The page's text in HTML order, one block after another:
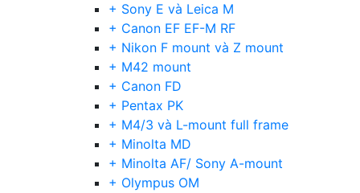
+ Sony E và Leica M
+ Canon EF EF-M RF
+ Nikon F mount và Z mount
+ M42 mount
+ Canon FD
+ Pentax PK
+ M4/3 và L-mount full frame
+ Minolta MD
+ Minolta AF/ Sony A-mount
+ Olympus OM